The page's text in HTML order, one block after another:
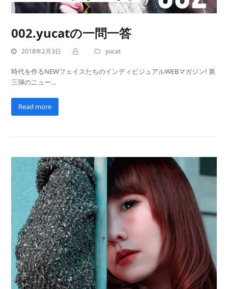
002.yucatの一問一答
2018年2月3日 yucat
時代を作るNEWフェイスたちのインディビジュアルWEBマガジン! 第
三弾のニュー…
Read more